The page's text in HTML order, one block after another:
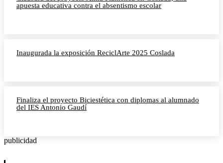
apuesta educativa contra el absentismo escolar
Inaugurada la exposición ReciclArte 2025 Coslada
Finaliza el proyecto Biciestética con diplomas al alumnado
del IES Antonio Gaudí
publicidad